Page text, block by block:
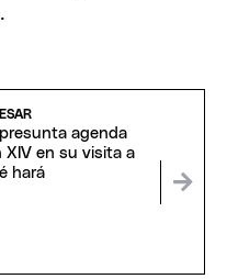
agenda
XIV en su visita a
hará